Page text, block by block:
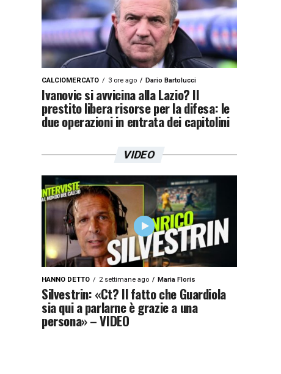
CALCIOMERCATO 3 ore ago Dario Bartolucci
Ivanovic si avvicina alla Lazio? Il
prestito libera risorse per la difesa: le
due operazioni in entrata dei capitolini
VIDEO
HANNO DETTO 2 settimane ago Maria Floris
Silvestrin: «Ct? Il fatto che Guardiola
sia qui a parlarne è grazie a una
persona» – VIDEO